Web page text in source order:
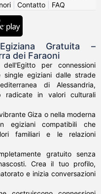
| Contatto| FAQ
Gratuita –
dei Faraoni
per connessioni
single egiziani dalle strade
di Alessandria,
radicate in valori culturali
Giza o nella moderna
egiziani compatibili che
familiari e le relazioni
gratuito senza
Crea il tuo profilo,
e inizia conversazioni